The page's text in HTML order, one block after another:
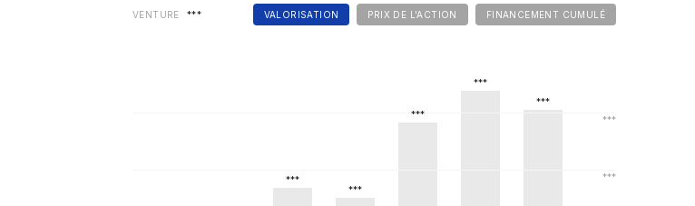
VALORISATION PRIX DE L'ACTION FINANCEMENT CUMULÉ
VENTURE ***